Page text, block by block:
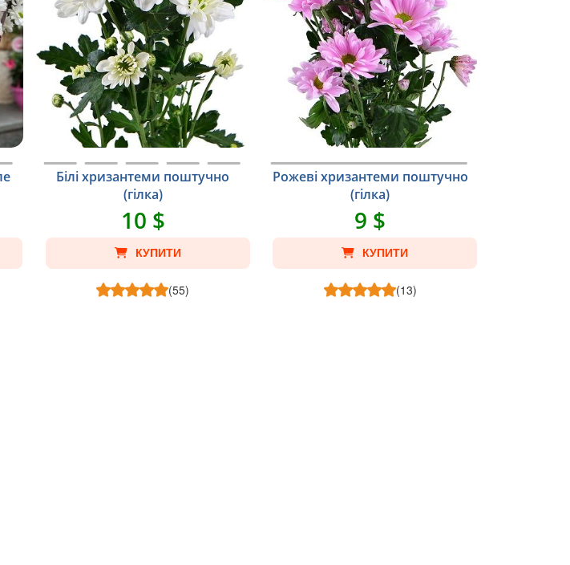
Білі хризантеми поштучно
(гілка)
10 $
КУПИТИ
(55)
Рожеві хризантеми поштучно
(гілка)
9 $
КУПИТИ
(13)